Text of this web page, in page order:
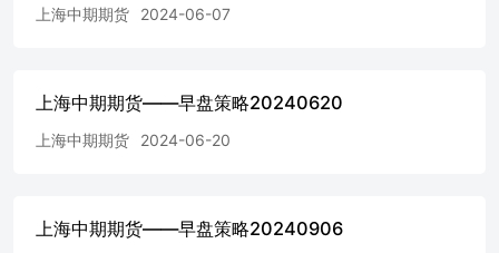
于预期；现货方面，进口比价修复，预计近日将有一定进口
体来说，劳动力市场降温带动美联储降息预期，美元走低；
撑，预计铜价维持高位。 镍及不锈钢 周五夜盘沪镍主力收
产量就满足国内需求的情况下，进口镍板仍然影响着国内供
需格局继续向宽松预期倾斜。需求端，不锈钢方面，5月不
上海中期期货 2024-06-07
上海中期期货——早盘策略20240620
上海中期期货 2024-06-20
上海中期期货——早盘策略20240906